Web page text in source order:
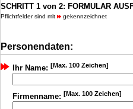
SCHRITT 1 von 2: FORMULAR
Pflichtfelder sind mit gekennzeichnet
Personendaten:
Ihr Name: [Max. 100 Zeichen]
Firmenname: [Max. 100 Zeichen]